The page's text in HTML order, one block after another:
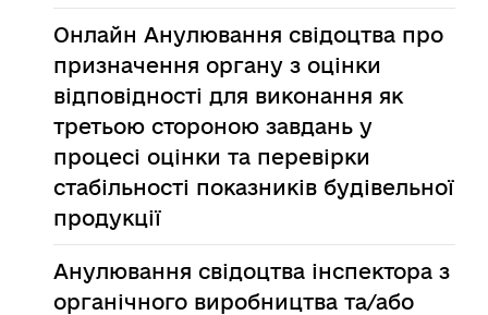
Онлайн Анулювання свідоцтва про
призначення органу з оцінки
відповідності для виконання як
третьою стороною завдань у
процесі оцінки та перевірки
стабільності показників будівельної
продукції
Анулювання свідоцтва інспектора з
органічного виробництва та/або